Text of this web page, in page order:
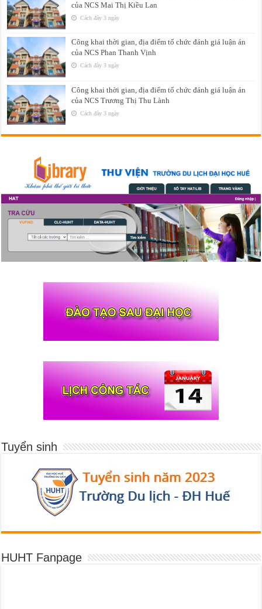
của NCS Mai Thị Kiều Lan
Cách đây 3 ngày
Công khai thời gian, địa điểm tổ chức đánh giá luận án
của NCS Phan Thanh Vịnh
Cách đây 3 ngày
Công khai thời gian, địa điểm tổ chức đánh giá luận án
của NCS Trương Thị Thu Lành
Cách đây 3 ngày
Tuyển sinh
HUHT Fanpage